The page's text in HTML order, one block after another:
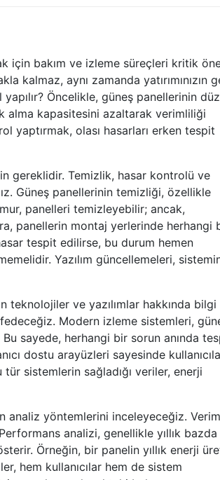
için bakım ve izleme süreçleri kritik
kalmaz, aynı zamanda yatırımınızın
Öncelikle, güneş panellerinin
alma kapasitesini azaltarak verimliliği
yaptırmak, olası hasarları erken tespit
gereklidir. Temizlik, hasar kontrolü ve
Güneş panellerinin temizliği, özellikle
panelleri temizleyebilir; ancak,
panellerin montaj yerlerinde herhangi
tespit edilirse, bu durum hemen
Yazılım güncellemeleri,
teknolojiler ve yazılımlar hakkında bilgi
Modern izleme sistemleri,
sayede, herhangi bir sorun anında
dostu arayüzleri sayesinde
sistemlerin sağladığı veriler, enerji
analiz yöntemlerini inceleyeceğiz.
analizi, genellikle yıllık bazda
Örneğin, bir panelin yıllık enerji
hem kullanıcılar hem de sistem